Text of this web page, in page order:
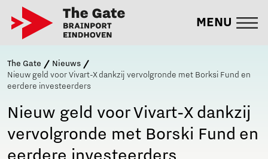
MENU
The Gate
Nieuws
Nieuw geld voor Vivart-X dankzij vervolgronde met Borksi Fund en
eerdere investeerders
Nieuw geld voor Vivart-X dankzij
vervolgronde met Borski Fund en